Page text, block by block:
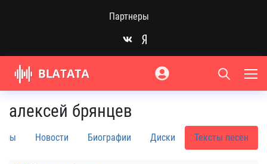
Партнеры
алексей брянцев
Новости Биографии Диски Тексты песен